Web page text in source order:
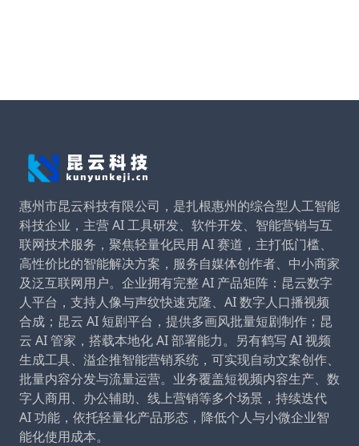
惠州市昆云科技有限公司，是扎根惠州的综合型人工智能
科技企业，主营 AI 工具研发、软件开发、智能营销与互
联网技术服务，聚焦轻量化民用 AI 赛道，主打低门槛、
高性价比的智能解决方案，服务自媒体创作者、中小商家
及泛互联网用户。企业拥有完整 AI 产品矩阵：昆云数字
人平台，支持人像与声纹快速克隆、AI 数字人口播视频
合成；昆云 AI 短剧平台，提供多画风批量短剧制作；昆
云 AI 管家，搭载本地化 AI 部署能力。另有鹤写 AI 视频
生成工具、溢企推智能营销系统，可实现自动文案创作、
批量内容分发与流量运营。业务覆盖短视频内容生产、数
字人商用、办公辅助、线上营销等多个场景，持续迭代
AI 功能，依托轻量化产品形态，降低个人与小微企业智
能化使用成本。